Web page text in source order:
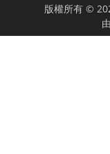
版權所有 ©
由